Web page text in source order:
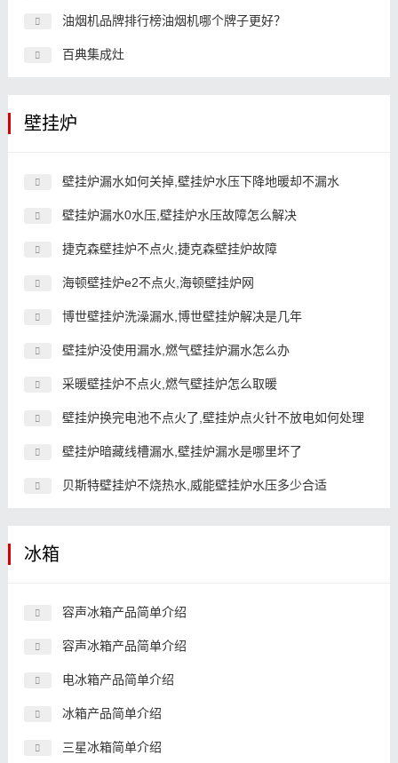
油烟机品牌排行榜油烟机哪个牌子更好？
百典集成灶
壁挂炉
壁挂炉漏水如何关掉,壁挂炉水压下降地暖却不漏水
壁挂炉漏水0水压,壁挂炉水压故障怎么解决
捷克森壁挂炉不点火,捷克森壁挂炉故障
海顿壁挂炉e2不点火,海顿壁挂炉网
博世壁挂炉洗澡漏水,博世壁挂炉解决是几年
壁挂炉没使用漏水,燃气壁挂炉漏水怎么办
采暖壁挂炉不点火,燃气壁挂炉怎么取暖
壁挂炉换完电池不点火了,壁挂炉点火针不放电如何处理
壁挂炉暗藏线槽漏水,壁挂炉漏水是哪里坏了
贝斯特壁挂炉不烧热水,威能壁挂炉水压多少合适
冰箱
容声冰箱产品简单介绍
容声冰箱产品简单介绍
电冰箱产品简单介绍
冰箱产品简单介绍
三星冰箱简单介绍